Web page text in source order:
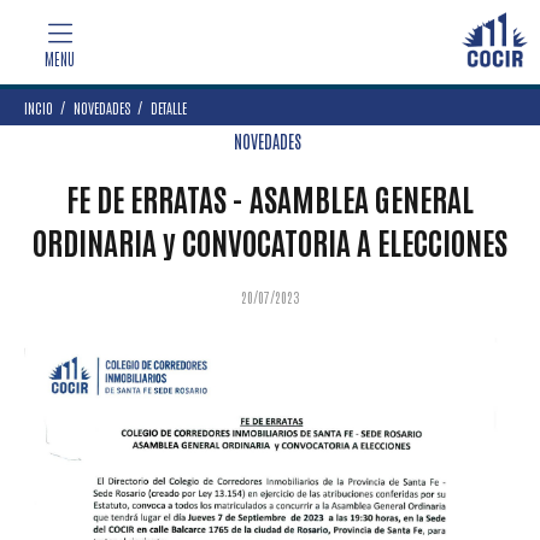
INCIO NOVEDADES DETALLE
NOVEDADES
FE DE ERRATAS - ASAMBLEA GENERAL
ORDINARIA y CONVOCATORIA A ELECCIONES
20/07/2023